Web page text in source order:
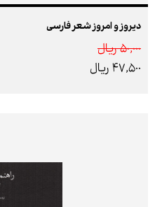
دیروز و امروز شعر فارسی
50,000 ريال
47,500 ريال